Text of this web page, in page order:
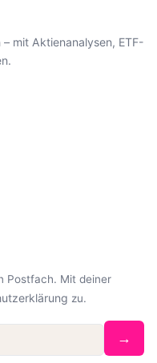
mit Aktienanalysen, ETF-
Postfach. Mit deiner
zu.
→